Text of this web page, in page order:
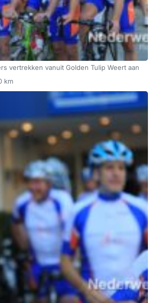
vertrekken vanuit Golden Tulip Weert aan
km